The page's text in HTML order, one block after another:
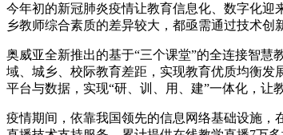
今年初的新冠肺炎疫情让教育信息化、数字化
乡教师综合素质的差异较大，都亟需通过技术创
奥威亚全新推出的基于“三个课堂”的全连接智慧
域、城乡、校际教育差距，实现教育优质均衡发
平台与数据，实现“研、训、用、建”一体化，让
疫情期间，依靠我国领先的信息网络基础设施，